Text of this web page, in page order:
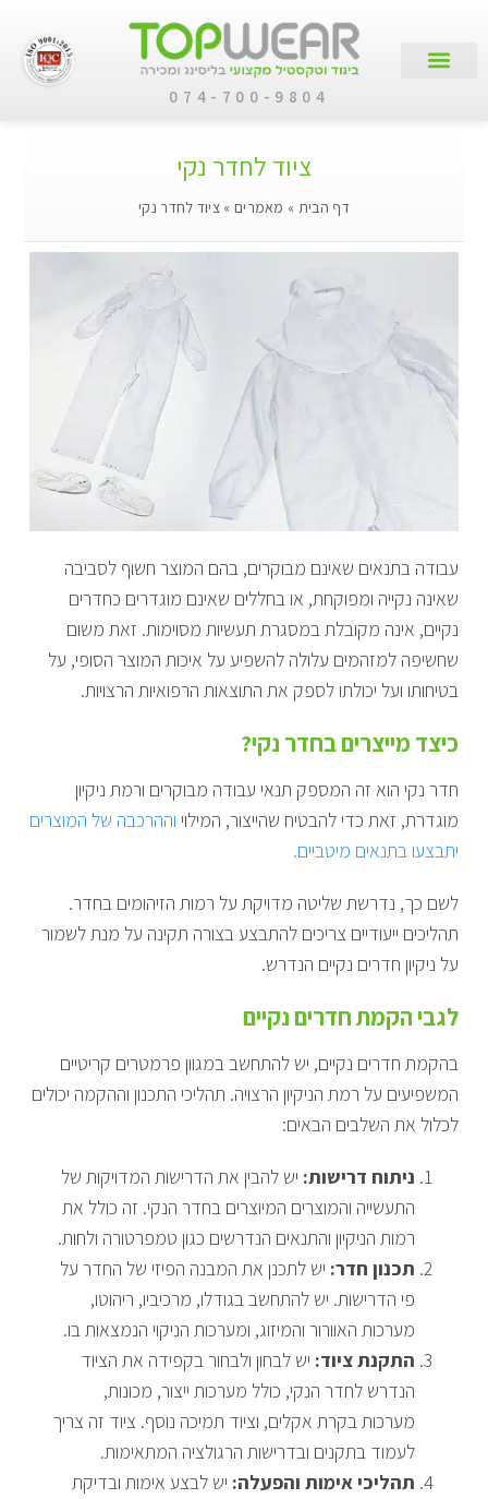
074-700-9804
ציוד לחדר נקי
דף הבית » מאמרים » ציוד לחדר נקי
עבודה בתנאים שאינם מבוקרים, בהם המוצר חשוף לסביבה
שאינה נקייה ומפוקחת, או בחללים שאינם מוגדרים כחדרים
נקיים, אינה מקובלת במסגרת תעשיות מסוימות. זאת משום
שחשיפה למזהמים עלולה להשפיע על איכות המוצר הסופי, על
בטיחותו ועל יכולתו לספק את התוצאות הרפואיות הרצויות.
כיצד מייצרים בחדר נקי?
חדר נקי הוא זה המספק תנאי עבודה מבוקרים ורמת ניקיון
מוגדרת, זאת כדי להבטיח שהייצור, המילוי וההרכבה של המוצרים
יתבצעו בתנאים מיטביים.
לשם כך, נדרשת שליטה מדויקת על רמות הזיהומים בחדר.
תהליכים ייעודיים צריכים להתבצע בצורה תקינה על מנת לשמור
על ניקיון חדרים נקיים הנדרש.
לגבי הקמת חדרים נקיים
בהקמת חדרים נקיים, יש להתחשב במגוון פרמטרים קריטיים
המשפיעים על רמת הניקיון הרצויה. תהליכי התכנון וההקמה יכולים
לכלול את השלבים הבאים:
ניתוח דרישות: יש להבין את הדרישות המדויקות של
התעשייה והמוצרים המיוצרים בחדר הנקי. זה כולל את
רמות הניקיון והתנאים הנדרשים כגון טמפרטורה ולחות.
תכנון חדר: יש לתכנן את המבנה הפיזי של החדר על
פי הדרישות. יש להתחשב בגודלו, מרכיביו, ריהוטו,
מערכות האוורור והמיזוג, ומערכות הניקוי הנמצאות בו.
התקנת ציוד: יש לבחון ולבחור בקפידה את הציוד
הנדרש לחדר הנקי, כולל מערכות ייצור, מכונות,
מערכות בקרת אקלים, וציוד תמיכה נוסף. ציוד זה צריך
לעמוד בתקנים ובדרישות הרגולציה המתאימות.
תהליכי אימות והפעלה: יש לבצע אימות ובדיקת